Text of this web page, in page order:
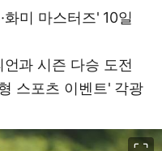
화미 마스터즈' 10일
과 시즌 다승 도전
스포츠 이벤트' 각광